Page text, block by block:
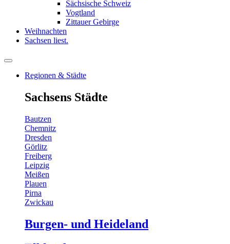
Sächsische Schweiz
Vogtland
Zittauer Gebirge
Weihnachten
Sachsen liest.
Regionen & Städte
Sachsens Städte
Bautzen
Chemnitz
Dresden
Görlitz
Freiberg
Leipzig
Meißen
Plauen
Pirna
Zwickau
Burgen- und Heideland